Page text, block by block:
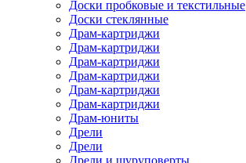
Доски пробковые и текстильные
Доски стеклянные
Драм-картриджи
Драм-картриджи
Драм-картриджи
Драм-картриджи
Драм-картриджи
Драм-картриджи
Драм-юниты
Дрели
Дрели
Дрели и шуруповерты